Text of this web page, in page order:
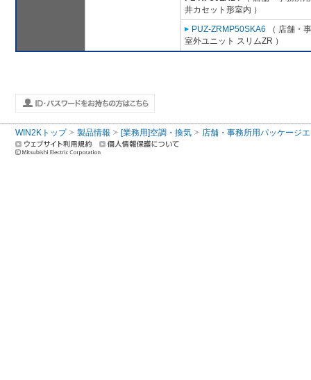
井カセット形室内 ）
PUZ-ZRMP50SKA6 （ 店舗・
室外ユニット スリムZR ）
WIN2Kトップ 製品情報 [業務用]空調・換気 店舗・事務所用パッケージ